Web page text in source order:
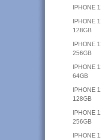
IPHONE
IPHONE
128GB
IPHONE
256GB
IPHONE
64GB
IPHONE
128GB
IPHONE
256GB
IPHONE